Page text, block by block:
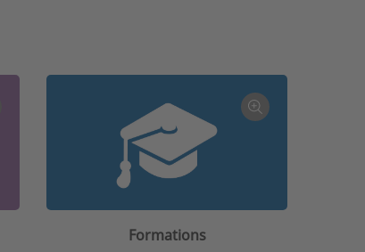
Formations